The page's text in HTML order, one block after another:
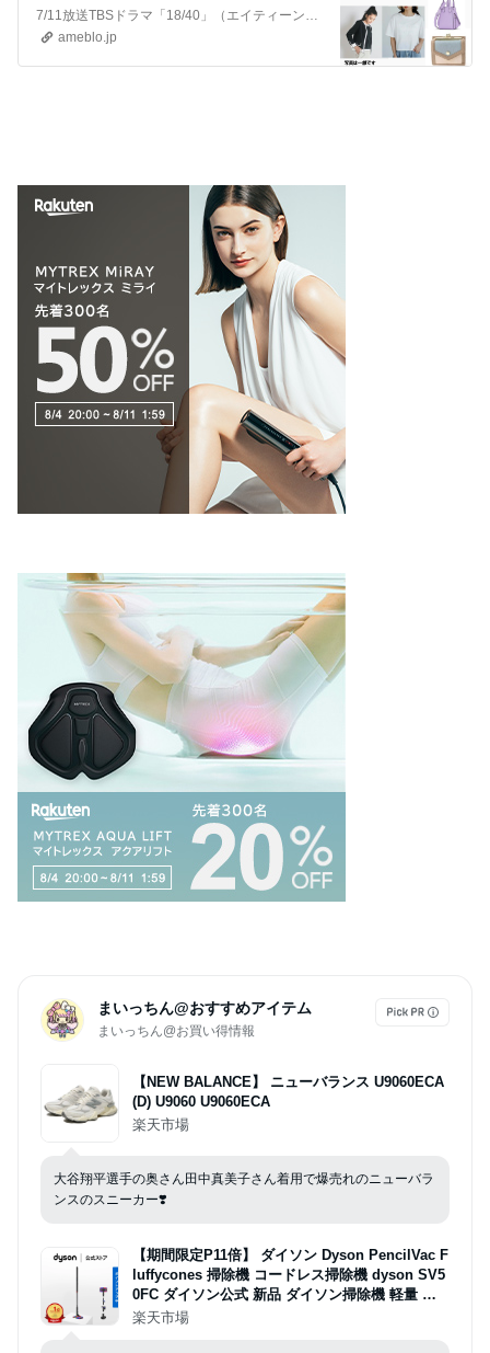
装❣️』
7/11放送TBSドラマ「18/40」（エイティーンフォーティー）第１話深田恭子さんと福原遥さんの着用衣装を紹介します❣️🌈深田恭子さん着用衣装⭐️ミラノリ…
ameblo.jp
まいっちん@おすすめアイテム
まいっちん@お買い得情報
【NEW BALANCE】 ニューバランス U9060ECA
(D) U9060 U9060ECA
楽天市場
大谷翔平選手の奥さん田中真美子さん着用で爆売れのニューバラ
ンスのスニーカー❣️
【期間限定P11倍】 ダイソン Dyson PencilVac F
luffycones 掃除機 コードレス掃除機 dyson SV5
0FC ダイソン公式 新品 ダイソン掃除機 軽量 強
力 吸引 コードレススリムクリーナー
楽天市場